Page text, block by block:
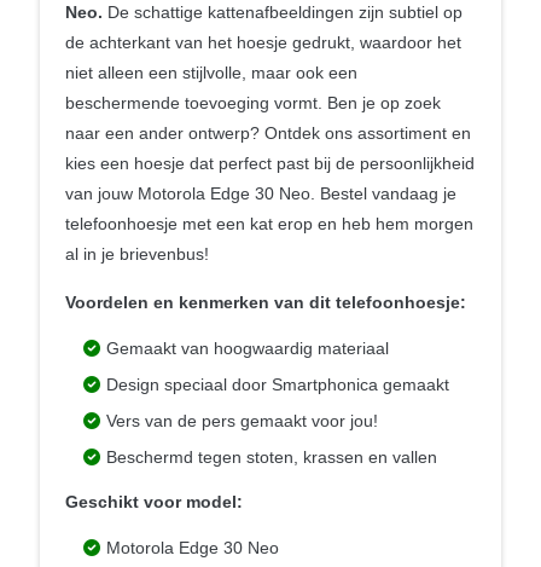
Neo. De schattige kattenafbeeldingen zijn subtiel op
de achterkant van het hoesje gedrukt, waardoor het
niet alleen een stijlvolle, maar ook een
beschermende toevoeging vormt. Ben je op zoek
naar een ander ontwerp? Ontdek ons assortiment en
kies een hoesje dat perfect past bij de persoonlijkheid
van jouw Motorola Edge 30 Neo. Bestel vandaag je
telefoonhoesje met een kat erop en heb hem morgen
al in je brievenbus!
Voordelen en kenmerken van dit telefoonhoesje:
Gemaakt van hoogwaardig materiaal
Design speciaal door Smartphonica gemaakt
Vers van de pers gemaakt voor jou!
Beschermd tegen stoten, krassen en vallen
Geschikt voor model:
Motorola Edge 30 Neo